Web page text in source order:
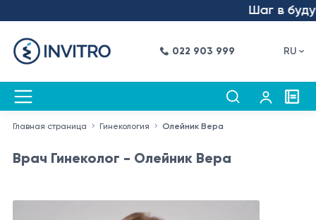
Шаг в
022 903 999 RU
Главная страница Гинекология Олейник Вера
Врач Гинеколог - Олейник Вера